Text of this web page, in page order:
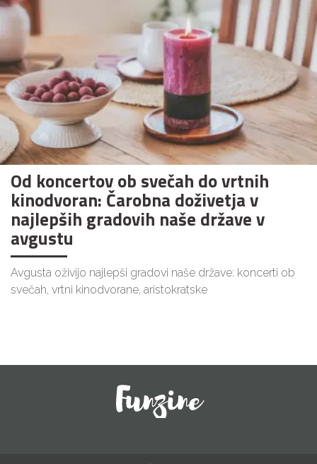
Od koncertov ob svečah do vrtnih
kinodvoran: Čarobna doživetja v
najlepših gradovih naše države v
avgustu
Avgusta oživijo najlepši gradovi naše države: koncerti ob
svečah, vrtni kinodvorane, aristokratske